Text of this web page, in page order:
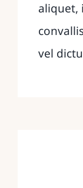
aliquet,
vel